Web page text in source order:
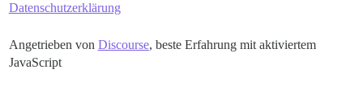
Datenschutzerklärung
Angetrieben von Discourse, beste Erfahrung mit aktiviertem
JavaScript